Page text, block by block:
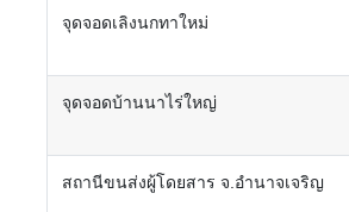
จุดจอดเลิงนกทาใหม่
จุดจอดบ้านนาไร่ใหญ่
สถานีขนส่งผู้โดยสาร จ.อำนาจเจริญ